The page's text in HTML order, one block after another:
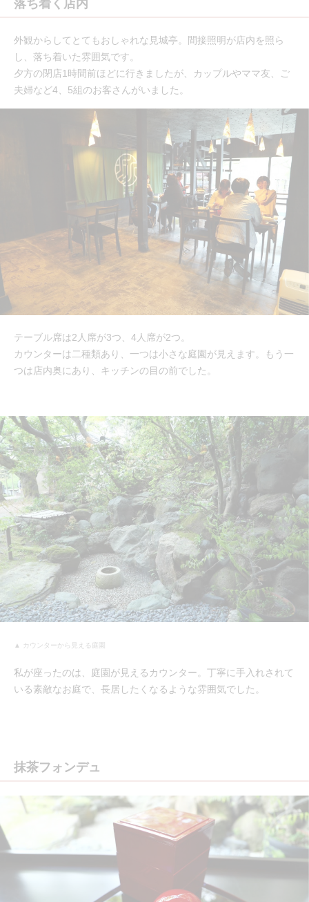
落ち着く店内
外観からしてとてもおしゃれな見城亭。間接照明が店内を照ら
し、落ち着いた雰囲気です。
夕方の閉店1時間前ほどに行きましたが、カップルやママ友、ご
夫婦など4、5組のお客さんがいました。
テーブル席は2人席が3つ、4人席が2つ。
カウンターは二種類あり、一つは小さな庭園が見えます。もう一
つは店内奥にあり、キッチンの目の前でした。
▲ カウンターから見える庭園
私が座ったのは、庭園が見えるカウンター。丁寧に手入れされて
いる素敵なお庭で、長居したくなるような雰囲気でした。
抹茶フォンデュ